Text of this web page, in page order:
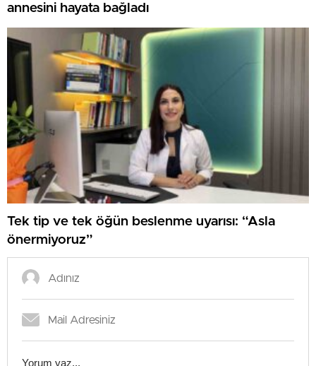
annesini hayata bağladı
Tek tip ve tek öğün beslenme uyarısı: “Asla
önermiyoruz”